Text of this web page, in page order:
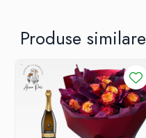
Produse similare